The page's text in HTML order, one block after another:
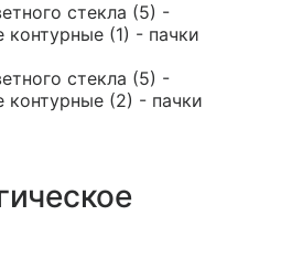
стекла (5) -
контурные (1) - пачки
стекла (5) -
контурные (2) - пачки